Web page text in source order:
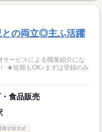
との両立◎主ふ活躍
ービスによる職業紹介にな
食品販売
費全額支給